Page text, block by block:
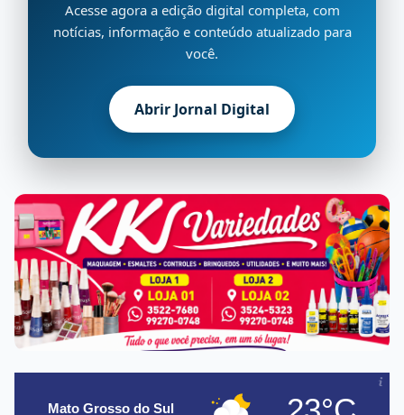
Acesse agora a edição digital completa, com
notícias, informação e conteúdo atualizado para
você.
Abrir Jornal Digital
Mato Grosso do Sul